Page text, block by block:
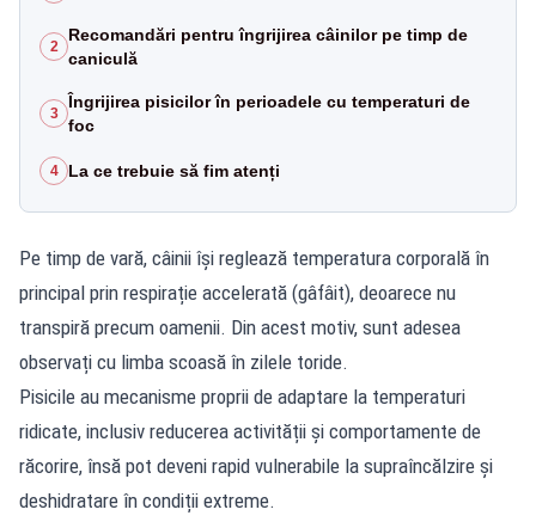
2
Recomandări pentru îngrijirea câinilor pe timp de
caniculă
3
Îngrijirea pisicilor în perioadele cu temperaturi de
foc
4 La ce trebuie să fim atenți
Pe timp de vară, câinii își reglează temperatura corporală în
principal prin respirație accelerată (gâfâit), deoarece nu
transpiră precum oamenii. Din acest motiv, sunt adesea
observați cu limba scoasă în zilele toride.
Pisicile au mecanisme proprii de adaptare la temperaturi
ridicate, inclusiv reducerea activității și comportamente de
răcorire, însă pot deveni rapid vulnerabile la supraîncălzire și
deshidratare în condiții extreme.